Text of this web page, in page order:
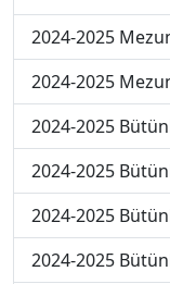
2024-2025
2024-2025
2024-2025
2024-2025
2024-2025
2024-2025